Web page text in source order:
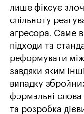
лише фіксує
спільноту
агресора. Саме в
підходи та
реформувати
завдяки яким
випадку
формальні слова
та розробка